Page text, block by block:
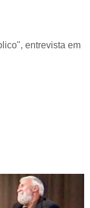
entrevista em